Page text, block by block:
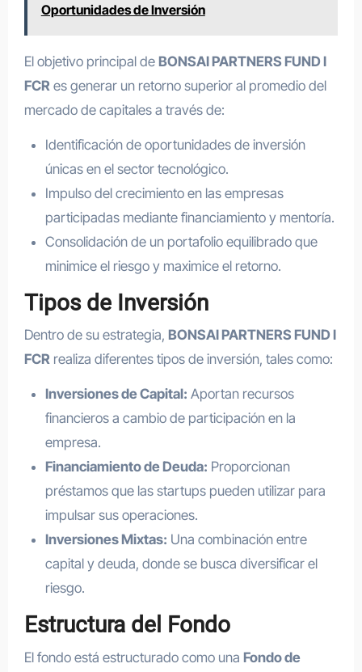
Oportunidades de Inversión
El objetivo principal de BONSAI PARTNERS FUND I
FCR es generar un retorno superior al promedio del
mercado de capitales a través de:
Identificación de oportunidades de inversión
únicas en el sector tecnológico.
Impulso del crecimiento en las empresas
participadas mediante financiamiento y mentoría.
Consolidación de un portafolio equilibrado que
minimice el riesgo y maximice el retorno.
Tipos de Inversión
Dentro de su estrategia, BONSAI PARTNERS FUND I
FCRrealiza diferentes tipos de inversión, tales como:
Inversiones de Capital: Aportan recursos
financieros a cambio de participación en la
empresa.
Financiamiento de Deuda: Proporcionan
préstamos que las startups pueden utilizar para
impulsar sus operaciones.
Inversiones Mixtas: Una combinación entre
capital y deuda, donde se busca diversificar el
riesgo.
Estructura del Fondo
El fondo está estructurado como una Fondo de